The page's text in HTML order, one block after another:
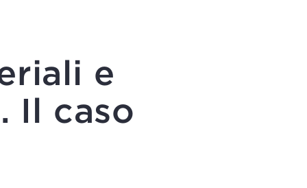
e
Il caso